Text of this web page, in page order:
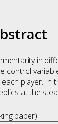
in
control
player. In
at the
paper)